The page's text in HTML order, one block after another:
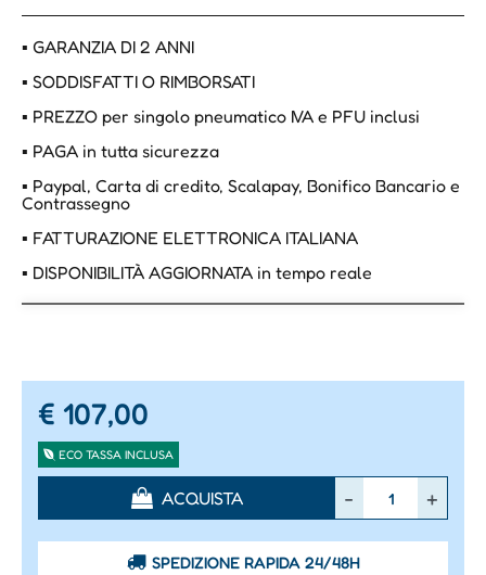
▪ GARANZIA DI 2 ANNI
▪ SODDISFATTI O RIMBORSATI
▪ PREZZO per singolo pneumatico IVA e PFU inclusi
▪ PAGA in tutta sicurezza
▪ Paypal, Carta di credito, Scalapay, Bonifico Bancario e
Contrassegno
▪ FATTURAZIONE ELETTRONICA ITALIANA
▪ DISPONIBILITÀ AGGIORNATA in tempo reale
€ 107,00
ECO TASSA INCLUSA
ACQUISTA
SPEDIZIONE RAPIDA 24/48H